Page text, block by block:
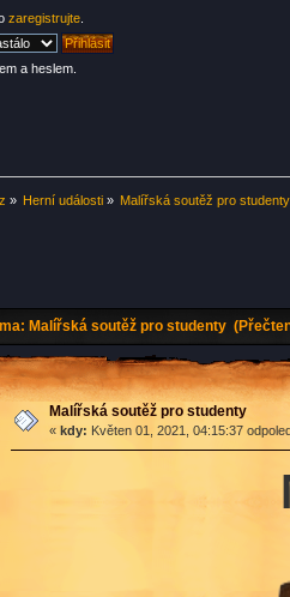
zaregistrujte
a heslem.
» Herní události» Malířská soutěž pro studenty
Malířská soutěž pro studenty
Malířská soutěž pro studenty
« kdy: Květen 01, 2021, 04:15:37